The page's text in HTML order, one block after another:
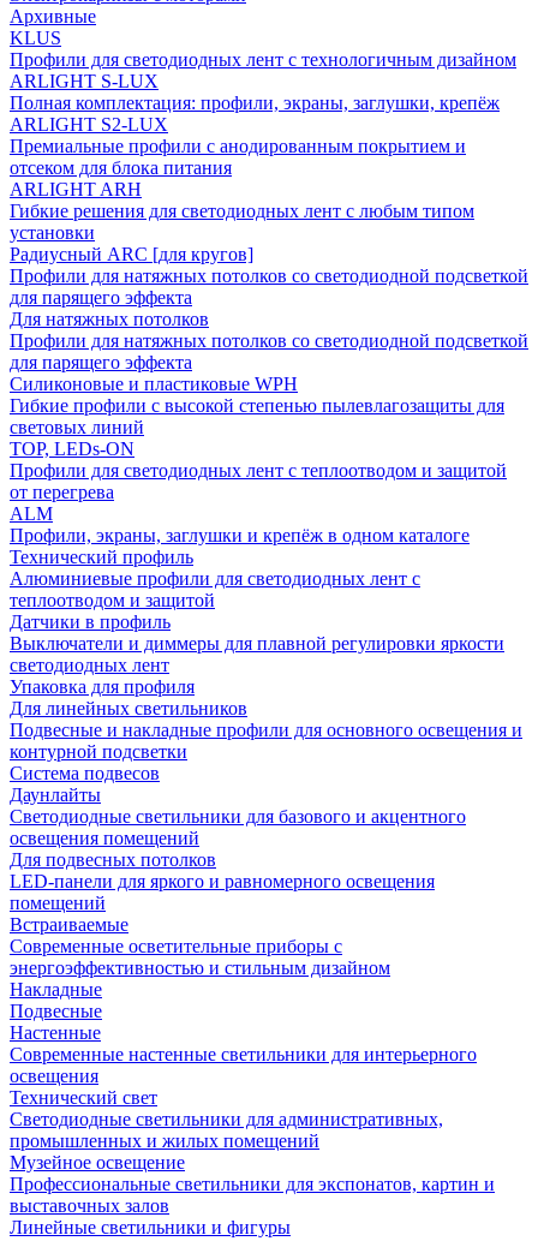
Архивные
KLUS
Профили для светодиодных лент с технологичным дизайном
ARLIGHT S-LUX
Полная комплектация: профили, экраны, заглушки, крепёж
ARLIGHT S2-LUX
Премиальные профили с анодированным покрытием и
отсеком для блока питания
ARLIGHT ARH
Гибкие решения для светодиодных лент с любым типом
установки
Радиусный ARC [для кругов]
Профили для натяжных потолков со светодиодной подсветкой
для парящего эффекта
Для натяжных потолков
Профили для натяжных потолков со светодиодной подсветкой
для парящего эффекта
Силиконовые и пластиковые WPH
Гибкие профили с высокой степенью пылевлагозащиты для
световых линий
TOP, LEDs-ON
Профили для светодиодных лент с теплоотводом и защитой
от перегрева
ALM
Профили, экраны, заглушки и крепёж в одном каталоге
Технический профиль
Алюминиевые профили для светодиодных лент с
теплоотводом и защитой
Датчики в профиль
Выключатели и диммеры для плавной регулировки яркости
светодиодных лент
Упаковка для профиля
Для линейных светильников
Подвесные и накладные профили для основного освещения и
контурной подсветки
Система подвесов
Даунлайты
Светодиодные светильники для базового и акцентного
освещения помещений
Для подвесных потолков
LED-панели для яркого и равномерного освещения
помещений
Встраиваемые
Современные осветительные приборы с
энергоэффективностью и стильным дизайном
Накладные
Подвесные
Настенные
Современные настенные светильники для интерьерного
освещения
Технический свет
Светодиодные светильники для административных,
промышленных и жилых помещений
Музейное освещение
Профессиональные светильники для экспонатов, картин и
выставочных залов
Линейные светильники и фигуры